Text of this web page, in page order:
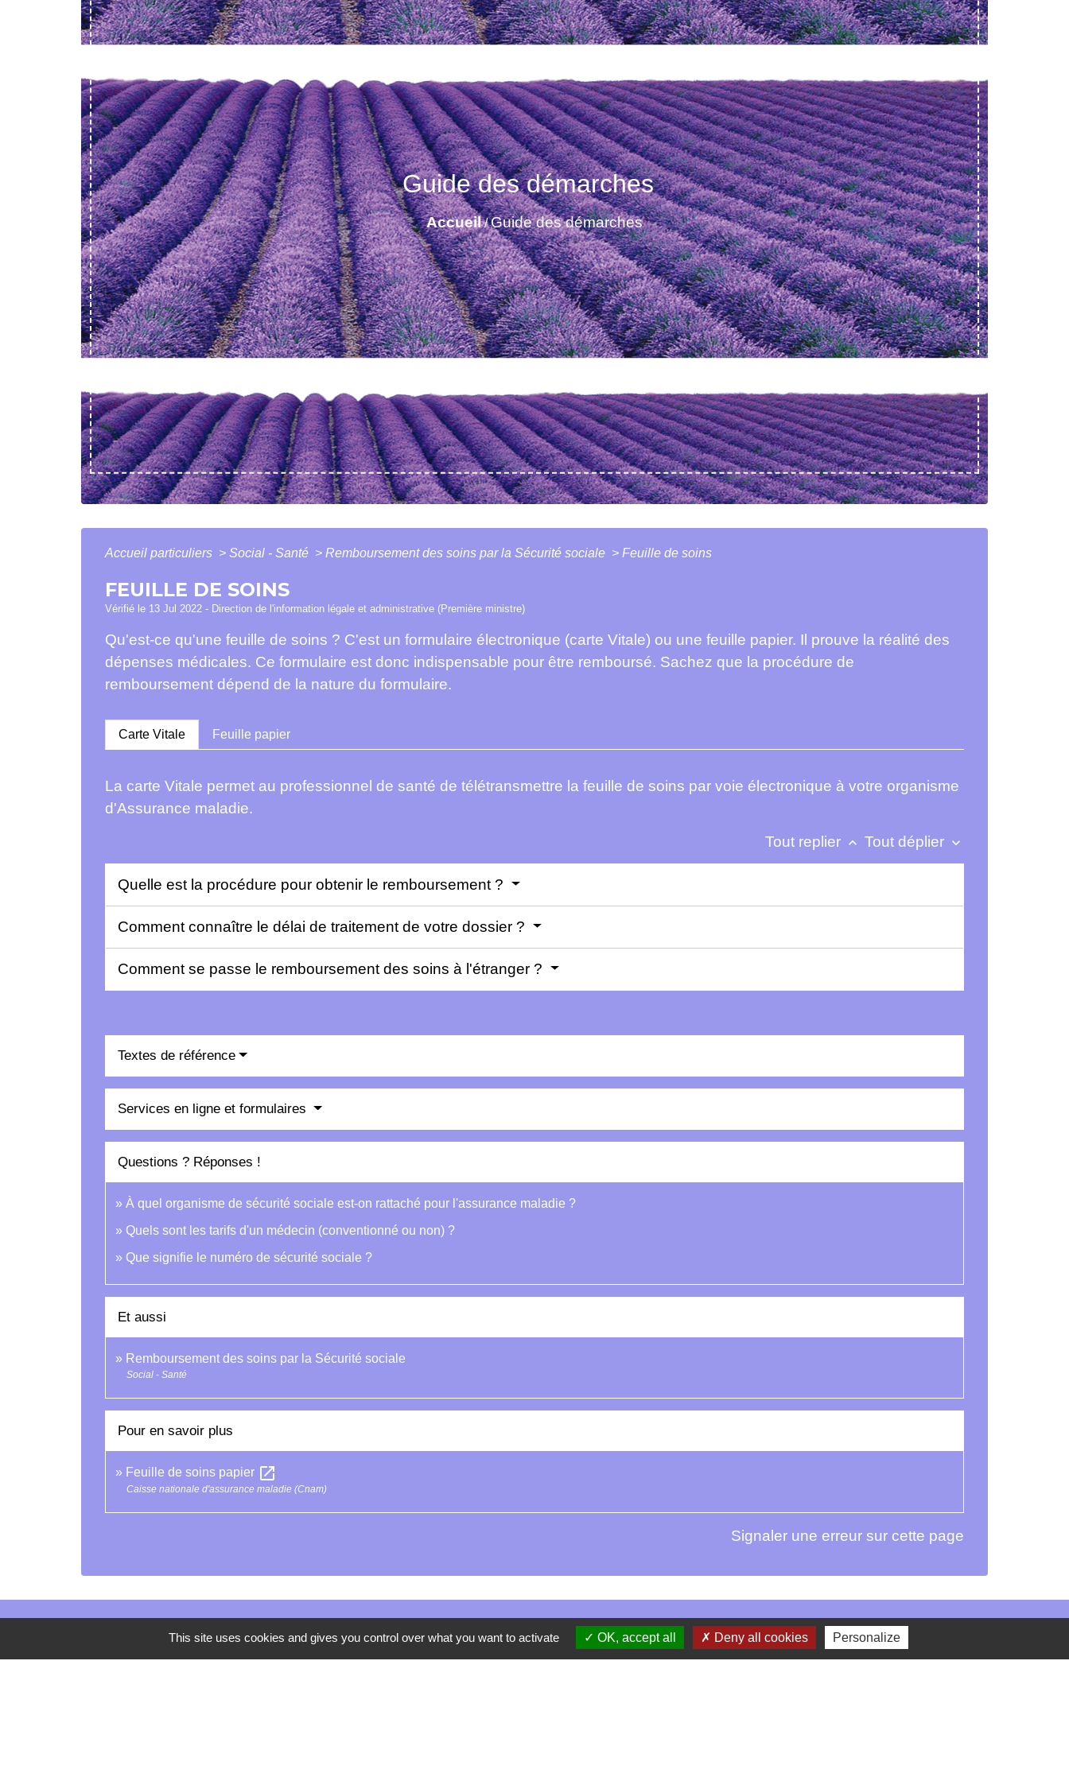
Guide des démarches
Accueil/Guide des démarches
Accueil particuliers > Social - Santé > Remboursement des soins par la Sécurité sociale > Feuille de soins
FEUILLE DE SOINS
Vérifié le 13 Jul 2022 - Direction de l'information légale et administrative (Première ministre)
Qu'est-ce qu'une feuille de soins ? C'est un formulaire électronique (carte Vitale) ou une feuille papier. Il prouve la réalité des
dépenses médicales. Ce formulaire est donc indispensable pour être remboursé. Sachez que la procédure de
remboursement dépend de la nature du formulaire.
Carte Vitale Feuille papier
La carte Vitale permet au professionnel de santé de télétransmettre la feuille de soins par voie électronique à votre organisme
d'Assurance maladie.
Tout replier keyboard_arrow_up Tout déplier keyboard_arrow_down
Quelle est la procédure pour obtenir le remboursement ?
Comment connaître le délai de traitement de votre dossier ?
Comment se passe le remboursement des soins à l'étranger ?
Textes de référence
Services en ligne et formulaires
Questions ? Réponses !
À quel organisme de sécurité sociale est-on rattaché pour l'assurance maladie ?
Quels sont les tarifs d'un médecin (conventionné ou non) ?
Que signifie le numéro de sécurité sociale ?
Et aussi
Remboursement des soins par la Sécurité sociale
Social - Santé
Pour en savoir plus
Feuille de soins papier open_in_new
Caisse nationale d'assurance maladie (Cnam)
Signaler une erreur sur cette page
La Garde-Adhémar
This site uses cookies and gives you control over what you want to activate OK, accept all Deny all cookies Personalize